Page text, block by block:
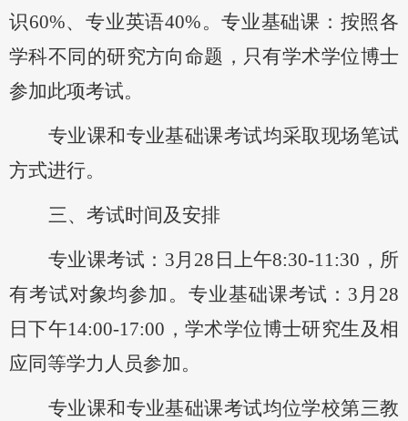
识60%、专业英语40%。专业基础课：按照各
学科不同的研究方向命题，只有学术学位博士
参加此项考试。
专业课和专业基础课考试均采取现场笔试
方式进行。
三、考试时间及安排
专业课考试： 3月 28 日上午8:30-11:30，所
有考试对象均参加。专业基础课考试：3月 28
日下午14:00-17:00，学术学位博士研究生及相
应同等学力人员参加。
专业课和专业基础课考试均位学校第三教